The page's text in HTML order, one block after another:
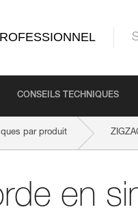
CONSEILS TECHNIQUES
par produit
en